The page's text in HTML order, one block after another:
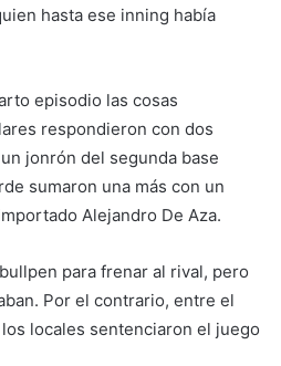
hasta ese inning había
episodio las cosas
respondieron con dos
jonrón del segunda base
sumaron una más con un
Alejandro De Aza.
para frenar al rival, pero
Por el contrario, entre el
locales sentenciaron el juego